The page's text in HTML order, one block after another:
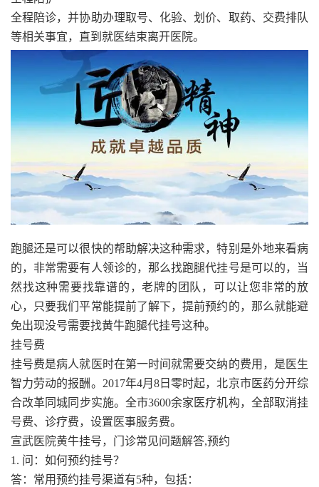
全程陪诊，并协助办理取号、化验、划价、取药、交费排队
等相关事宜，直到就医结束离开医院。
跑腿还是可以很快的帮助解决这种需求，特别是外地来看病
的，非常需要有人领诊的，那么找跑腿代挂号是可以的，当
然找这种需要找靠谱的，老牌的团队，可以让您非常的放
心，只要我们平常能提前了解下，提前预约的，那么就能避
免出现没号需要找黄牛跑腿代挂号这种。
挂号费
挂号费是病人就医时在第一时间就需要交纳的费用，是医生
智力劳动的报酬。2017年4月8日零时起，北京市医药分开综
合改革同城同步实施。全市3600余家医疗机构，全部取消挂
号费、诊疗费，设置医事服务费。
宣武医院黄牛挂号，门诊常见问题解答,预约
1. 问：如何预约挂号？
答：常用预约挂号渠道有5种，包括：